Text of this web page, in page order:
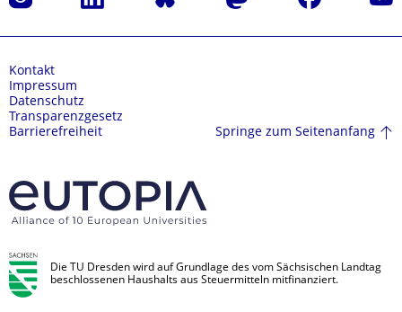
Kontakt
Impressum
Datenschutz
Transparenzgesetz
Barrierefreiheit
Springe zum Seitenanfang
Die TU Dresden wird auf Grundlage des vom Sächsischen Landtag
beschlossenen Haushalts aus Steuermitteln mitfinanziert.